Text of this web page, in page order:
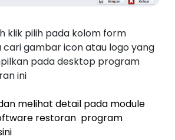
klik pilih pada kolom form
cari gambar icon atau logo yang
pada desktop program
ini
melihat detail pada module
restoran program